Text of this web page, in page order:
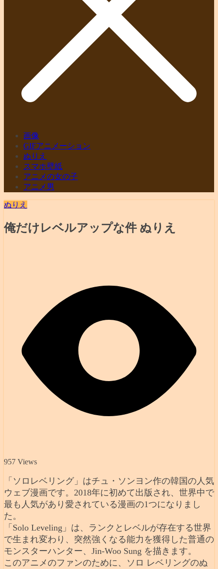
画像
GIFアニメーション
ぬりえ
スマホ壁紙
アニメの女の子
アニメ男
ぬりえ
俺だけレベルアップな件 ぬりえ
957 Views
「ソロレベリング」はチュ・ソンヨン作の韓国の人気
ウェブ漫画です。2018年に初めて出版され、世界中で
最も人気があり愛されている漫画の1つになりまし
た。
「Solo Leveling」は、ランクとレベルが存在する世界
で生まれ変わり、突然強くなる能力を獲得した普通の
モンスターハンター、Jin-Woo Sung を描きます。
このアニメのファンのために、ソロ レベリングのぬ